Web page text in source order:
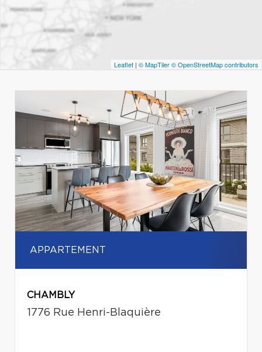
Leaflet | © MapTiler© OpenStreetMap contributors
APPARTEMENT
CHAMBLY
1776 Rue Henri-Blaquière